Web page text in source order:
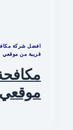
افضل شركة
قريبة من موقعي